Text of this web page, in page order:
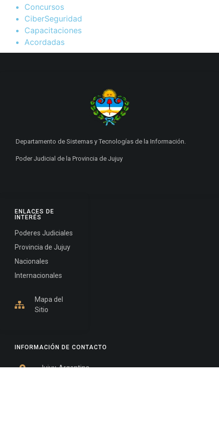
Concursos
CiberSeguridad
Capacitaciones
Acordadas
INFORMACIÓN DE CONTACTO
Jujuy, Argentina
ENLACES DE
INTERÉS
Poderes Judiciales
Provincia de Jujuy
Nacionales
Internacionales
Mapa del
Sitio
Departamento de Sistemas y Tecnologías de la Información.
Poder Judicial de la Provincia de Jujuy